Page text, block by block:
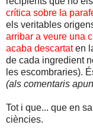
crítica sobre la
els veritables
arribar a veure una
acaba descartaten
de cada ingredient
les escombraries).
(als comentaris
Tot i que... que en
ciències.